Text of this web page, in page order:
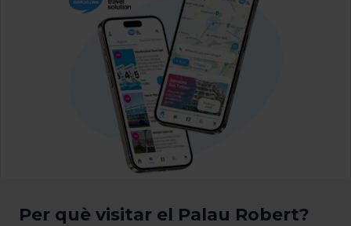
Per què visitar el Palau Robert?